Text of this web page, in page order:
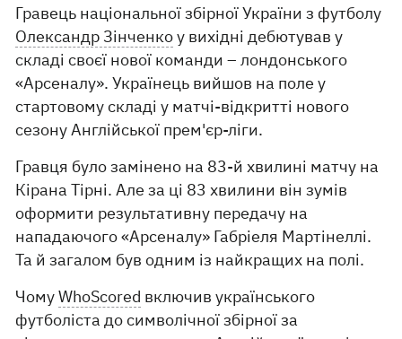
Гравець національної збірної України з футболу
Олександр Зінченкоу вихідні дебютував у
складі своєї нової команди – лондонського
«Арсеналу». Українець вийшов на поле у
стартовому складі у матчі-відкритті нового
сезону Англійської прем'єр-ліги.
Гравця було замінено на 83-й хвилині матчу на
Кірана Тірні. Але за ці 83 хвилини він зумів
оформити результативну передачу на
нападаючого «Арсеналу» Габріеля Мартінеллі.
Та й загалом був одним із найкращих на полі.
ЧомуWhoScored включив українського
футболіста до символічної збірної за